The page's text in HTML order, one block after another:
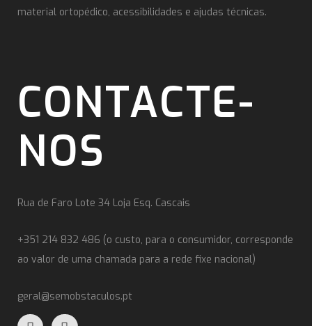
material ortopédico, acessibilidades e ajudas técnicas.
CONTACTE-
NOS
Rua de Faro Lote 34 Loja Esq. Cascais
+351 214 832 486 (o custo, para o consumidor, corresponde
ao valor de uma chamada para a rede fixe nacional)
geral@semobstaculos.pt